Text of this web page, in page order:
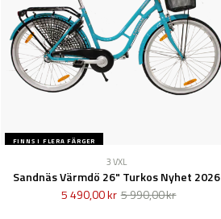
FINNS I FLERA FÄRGER
3 VXL
Sandnäs Värmdö 26" Turkos Nyhet 2026
5 490,00 kr 5 990,00 kr